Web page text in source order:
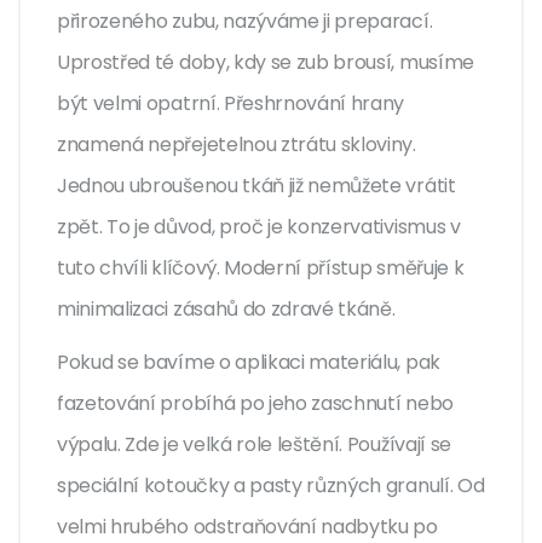
přirozeného zubu, nazýváme ji preparací.
Uprostřed té doby, kdy se zub brousí, musíme
být velmi opatrní. Přeshrnování hrany
znamená nepřejetelnou ztrátu skloviny.
Jednou ubroušenou tkáň již nemůžete vrátit
zpět. To je důvod, proč je konzervativismus v
tuto chvíli klíčový. Moderní přístup směřuje k
minimalizaci zásahů do zdravé tkáně.
Pokud se bavíme o aplikaci materiálu, pak
fazetování probíhá po jeho zaschnutí nebo
výpalu. Zde je velká role leštění. Používají se
speciální kotoučky a pasty různých granulí. Od
velmi hrubého odstraňování nadbytku po